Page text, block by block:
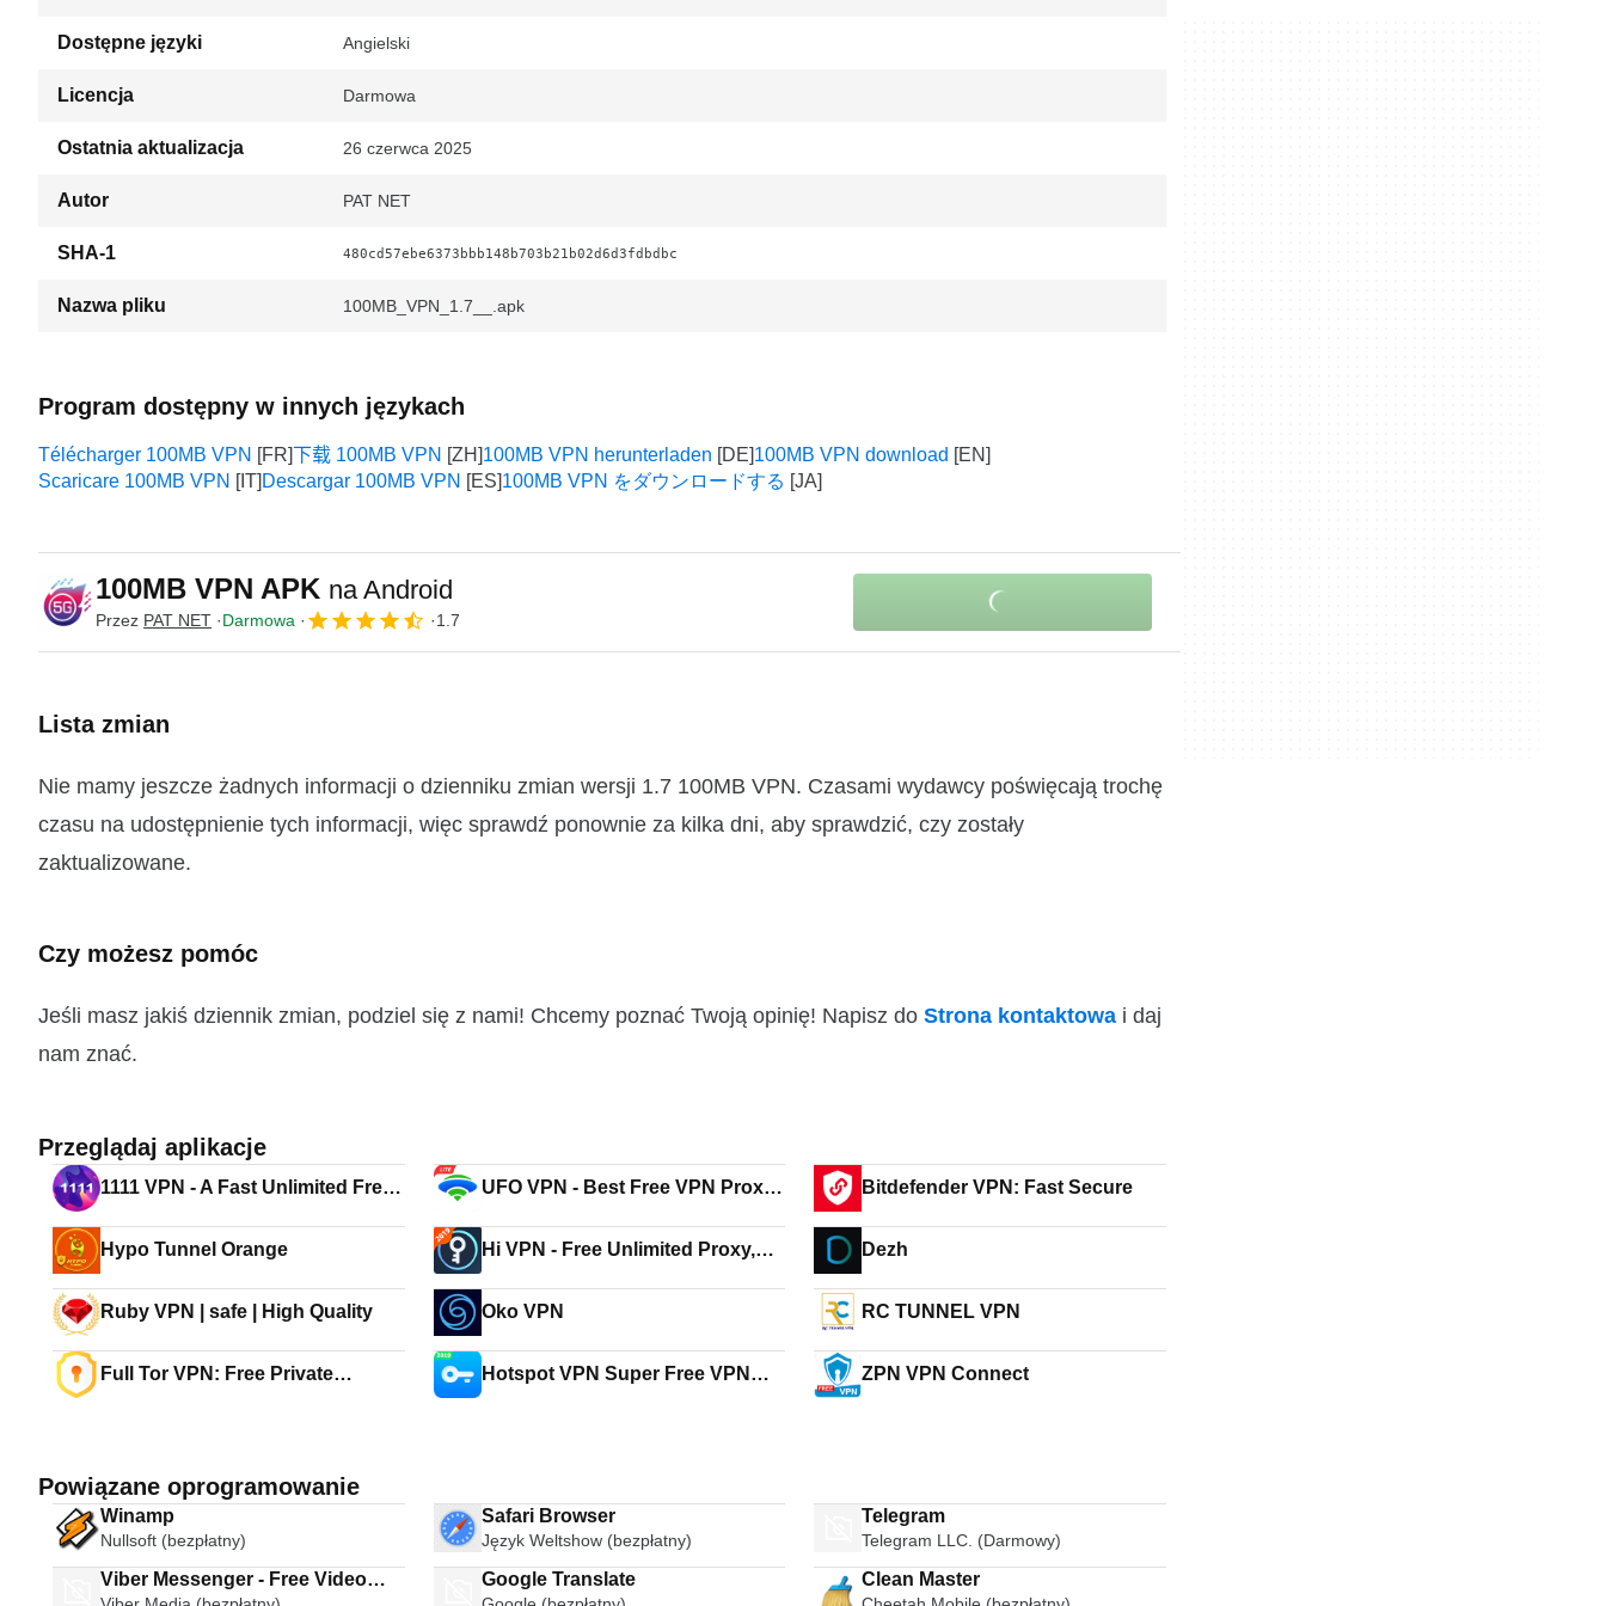
Dostępne języki Angielski
Licencja Darmowa
Ostatnia aktualizacja 26 czerwca 2025
Autor PAT NET
SHA-1 480cd57ebe6373bbb148b703b21b02d6d3fdbdbc
Nazwa pliku 100MB_VPN_1.7__.apk
Program dostępny w innych językach
Télécharger 100MB VPN 下载 100MB VPN 100MB VPN herunterladen
100MB VPN download
Scaricare 100MB VPN
Descargar 100MB VPN 100MB VPN をダウンロードする
100MB VPN APK na Android
Przez PAT NET Darmowa 1.7
Lista zmian
Nie mamy jeszcze żadnych informacji o dzienniku zmian wersji 1.7 100MB VPN. Czasami wydawcy poświęcają trochę
czasu na udostępnienie tych informacji, więc sprawdź ponownie za kilka dni, aby sprawdzić, czy zostały
zaktualizowane.
Czy możesz pomóc
Jeśli masz jakiś dziennik zmian, podziel się z nami! Chcemy poznać Twoją opinię! Napisz do Strona kontaktowa i daj
nam znać.
Przeglądaj aplikacje
1111 VPN - A Fast Unlimited Free
UFO VPN - Best Free VPN Proxy
Bitdefender VPN: Fast Secure
Hypo Tunnel Orange
Hi VPN - Free Unlimited Proxy,
Fast & Secure VPN
Dezh
Ruby VPN | safe | High Quality Oko VPN RC TUNNEL VPN
Full Tor VPN: Free Private
Hotspot VPN Super Free VPN
Unlimited Proxy
ZPN VPN Connect
Powiązane oprogramowanie
Winamp
Nullsoft (bezpłatny)
Safari Browser
Język Weltshow (bezpłatny)
Telegram
Telegram LLC. (Darmowy)
Viber Messenger - Free Video
Google Translate Clean Master